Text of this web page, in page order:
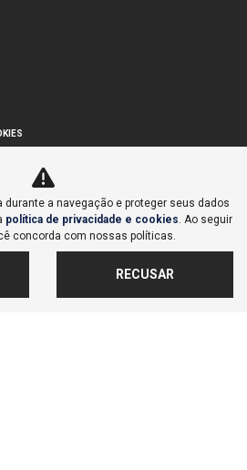
DE VEICULOS IMPORTACAO E
S/A
71.876.023/0003-74
durante a navegação e proteger seus dados
política de privacidade e cookies. Ao seguir
concorda com nossas políticas.
RECUSAR